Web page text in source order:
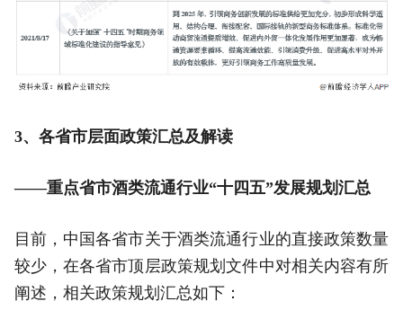
3、各省市层面政策汇总及解读
——重点省市酒类流通行业“十四五”发展规划汇总
目前，中国各省市关于酒类流通行业的直接政策数量
较少，在各省市顶层政策规划文件中对相关内容有所
阐述，相关政策规划汇总如下：